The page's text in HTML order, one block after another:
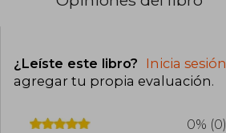
¿Leíste este libro? Inicia sesión
agregar tu propia evaluación.
0% (0)